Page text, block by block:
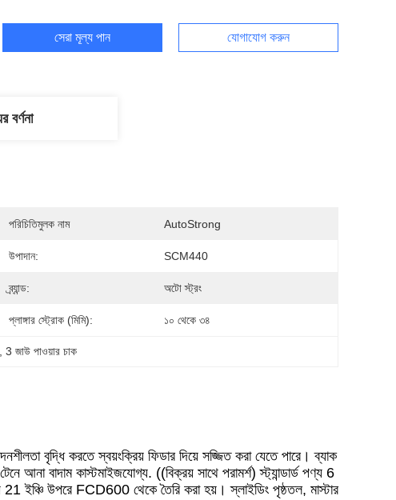
সেরা মূল্য পান যোগাযোগ করুন
বর্ণনা
পরিচিতিমুলক নাম AutoStrong
উপাদান: SCM440
ব্র্যান্ড: অটো স্ট্রং
প্লাঙ্গার স্ট্রোক (মিমি): ১০ থেকে ৩৪
, 3 জাউ পাওয়ার চাক
বৃদ্ধি করতে স্বয়ংক্রিয় ফিডার দিয়ে সজ্জিত করা যেতে পারে। ব্যাক
আনা বাদাম কাস্টমাইজযোগ্য. ((বিক্রয় সাথে পরামর্শ) স্ট্যান্ডার্ড পণ্য 6
ইঞ্চি উপরে FCD600 থেকে তৈরি করা হয়। স্লাইডিং পৃষ্ঠতল, মাস্টার